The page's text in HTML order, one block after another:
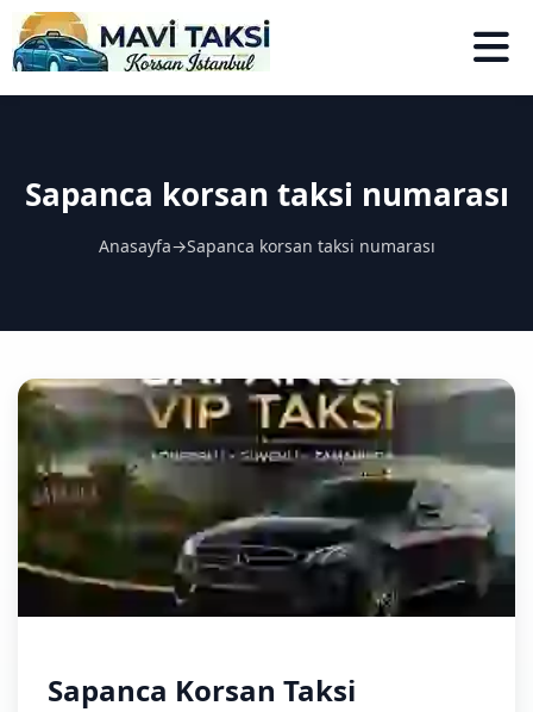
Sapanca korsan taksi numarası
Anasayfa→Sapanca korsan taksi numarası
Sapanca Korsan Taksi